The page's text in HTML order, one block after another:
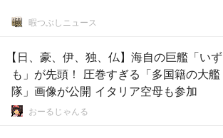
暇つぶしニュース
【日、豪、伊、独、仏】海自の巨艦「いず
も」が先頭！ 圧巻すぎる「多国籍の大艦
隊」画像が公開 イタリア空母も参加
おーるじゃんる